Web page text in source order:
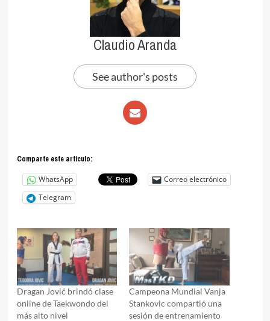
Claudio Aranda
See author's posts
Comparte este articulo:
WhatsApp
Correo electrónico
Telegram
Dragan Jović brindó clase
online de Taekwondo del
más alto nivel
Campeona Mundial Vanja
Stankovic compartió una
sesión de entrenamiento